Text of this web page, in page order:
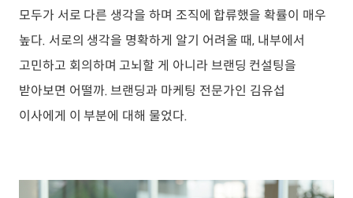
모두가 서로 다른 생각을 하며 조직에 합류했을 확률이 매우
높다. 서로의 생각을 명확하게 알기 어려울 때, 내부에서
고민하고 회의하며 고뇌할 게 아니라 브랜딩 컨설팅을
받아보면 어떨까. 브랜딩과 마케팅 전문가인 김유섭
이사에게 이 부분에 대해 물었다.